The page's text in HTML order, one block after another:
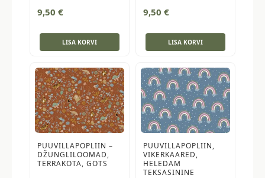
9,50 €
LISA KORVI
9,50 €
LISA KORVI
PUUVILLAPOPLIIN –
DŽUNGLILOOMAD,
TERRAKOTA, GOTS
PUUVILLAPOPLIIN,
VIKERKAARED,
HELEDAM
TEKSASININE